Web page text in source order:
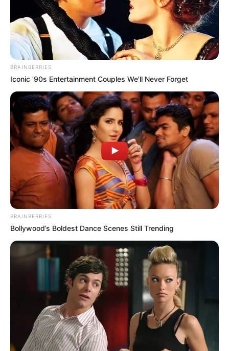
BRAINBERRIES
Iconic '90s Entertainment Couples We'll Never Forget
BRAINBERRIES
Bollywood’s Boldest Dance Scenes Still Trending